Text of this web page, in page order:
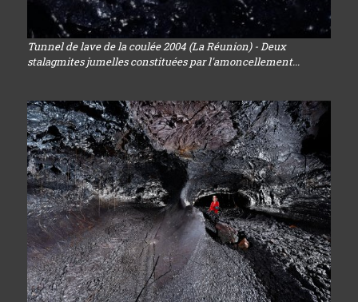
Tunnel de lave de la coulée 2004 (La Réunion) - Deux
stalagmites jumelles constituées par l'amoncellement...